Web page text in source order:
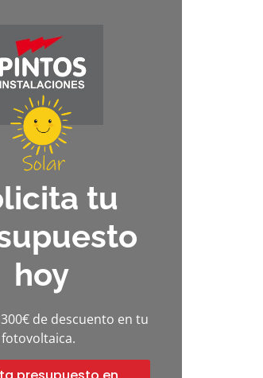
tu
hoy
de descuento en tu